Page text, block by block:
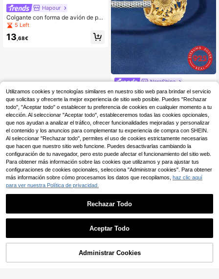
Hapour
Colgante con forma de avión de pla
ta de ley 925, adecuado para pulser
a y collar originales, joya colgante c
on cuentas DIY como regalo para m
5 Left
13 ,68€
NaraShine
1 pieza Colgante de perla de flor de
girasol hueca de plata de ley 925, a
decuado para joyería DIY, decoraci
ón de atuendo diario, regalo para m
ujer
2 Left
11
AÑADIR A LA BOLSA
Utilizamos cookies y tecnologías similares en nuestro sitio web para brindar el servicio
que solicitas y ofrecerte la mejor experiencia de sitio web posible. Puedes "Rechazar
todo", "Aceptar todo" o establecer tu preferencia de cookies en cualquier momento a tu
elección. Al seleccionar "Aceptar todo", estableceremos todas las cookies opcionales,
que nos ayudan a analizar el tráfico, ofrecer funcionalidades mejoradas y personalizar
el contenido y los anuncios para complementar tu experiencia de compra con SHEIN.
Al seleccionar "Rechazar todo", permites el uso de cookies estrictamente necesarias
que hacen que nuestro sitio web funcione. Puedes desactivarlas cambiando la
configuración de tu navegador, pero esto puede afectar el funcionamiento del sitio web.
Para obtener más información sobre las cookies que utilizamos y para ajustar tus
configuraciones de cookies opcionales, selecciona "Administrar cookies". Para obtener
más información sobre cómo procesamos los datos que recopilamos, haz clic aquí
para ver nuestra Política de privacidad.
Rechazar Todo
Aceptar Todo
Administrar Cookies